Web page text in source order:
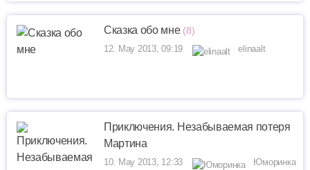
Сказка обо мне (8)
12. May 2013, 09:19 elinaalt
Приключения. Незабываемая потеря
Мартина
10. May 2013, 12:33 Юморинка